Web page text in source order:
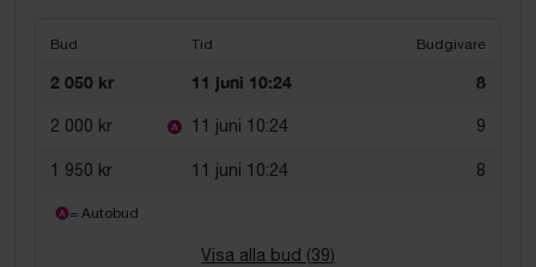
Bud Tid Budgivare
2 050 kr 11 juni 10:24 8
2 000 kr 11 juni 10:24 9
1 950 kr 11 juni 10:24 8
= Autobud
Visa alla bud (39)